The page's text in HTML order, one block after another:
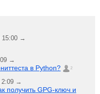
15:00 →
→
в Python? 2
2:09 →
получить GPG-ключ и